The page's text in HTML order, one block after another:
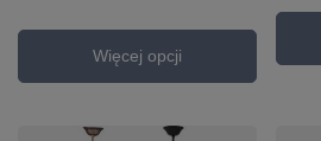
Więcej opcji